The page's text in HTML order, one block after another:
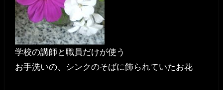
学校の講師と職員だけが使う
お手洗いの、シンクのそばに飾られていたお花